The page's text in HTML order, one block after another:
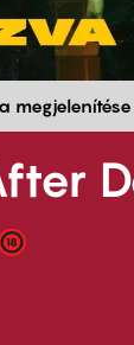
megjelenítése